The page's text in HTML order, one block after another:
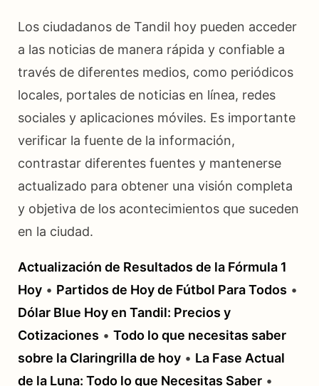
Los ciudadanos de Tandil hoy pueden acceder
a las noticias de manera rápida y confiable a
través de diferentes medios, como periódicos
locales, portales de noticias en línea, redes
sociales y aplicaciones móviles. Es importante
verificar la fuente de la información,
contrastar diferentes fuentes y mantenerse
actualizado para obtener una visión completa
y objetiva de los acontecimientos que suceden
en la ciudad.
Actualización de Resultados de la Fórmula 1
Hoy • Partidos de Hoy de Fútbol Para Todos •
Dólar Blue Hoy en Tandil: Precios y
Cotizaciones • Todo lo que necesitas saber
sobre la Claringrilla de hoy • La Fase Actual
de la Luna: Todo lo que Necesitas Saber •